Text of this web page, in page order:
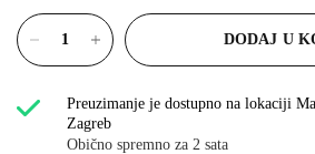
DODAJ U
Preuzimanje je dostupno na lokaciji
Zagreb
Obično spremno za 2 sata